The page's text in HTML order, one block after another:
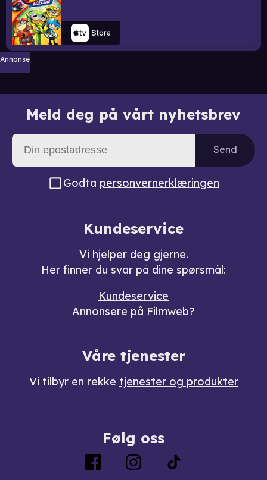
Annonse
Meld deg på vårt nyhetsbrev
Send
Godta personvernerklæringen
Kundeservice
Vi hjelper deg gjerne.
Her finner du svar på dine spørsmål:
Kundeservice
Annonsere på Filmweb?
Våre tjenester
Vi tilbyr en rekke tjenester og produkter
Følg oss